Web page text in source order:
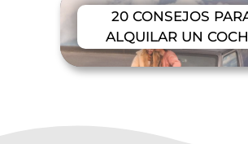
20 CONSEJOS
ALQUILAR UN